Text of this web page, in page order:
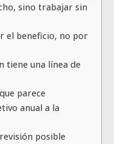
sino trabajar sin
el beneficio, no por
tiene una línea de
parece
anual a la
posible